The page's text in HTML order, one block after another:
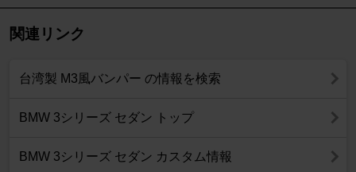
関連リンク
台湾製 M3風バンパー の情報を検索
BMW 3シリーズ セダン トップ
BMW 3シリーズ セダン カスタム情報